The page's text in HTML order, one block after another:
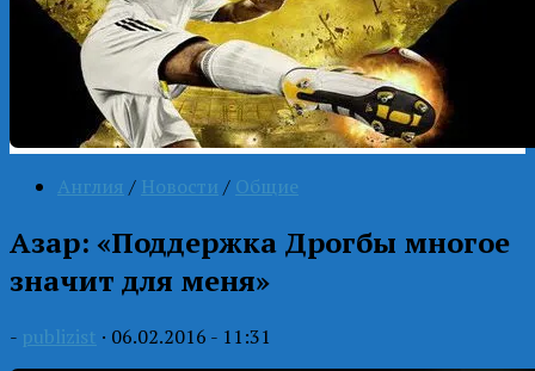
Англия / Новости / Общие
Азар: «Поддержка Дрогбы многое
значит для меня»
- publizist · 06.02.2016 - 11:31